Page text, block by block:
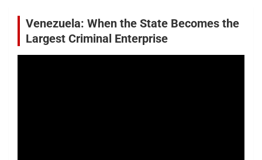
Venezuela: When the State Becomes the
Largest Criminal Enterprise